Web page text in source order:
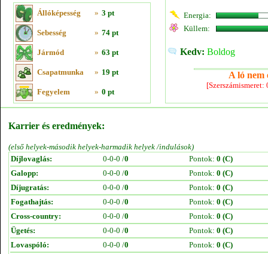
Állóképesség » 3 pt
Sebesség » 74 pt
Jármód » 63 pt
Csapatmunka » 19 pt
Fegyelem » 0 pt
Energia:
Küllem:
Kedv: Boldog
A ló nem
Karrier és eredmények:
(első helyek-második helyek-harmadik helyek /indulások)
Díjlovaglás:
0-0-0 /0 Pontok: 0 (C)
Galopp:
0-0-0 /0 Pontok: 0 (C)
Díjugratás:
0-0-0 /0 Pontok: 0 (C)
Fogathajtás:
0-0-0 /0 Pontok: 0 (C)
Cross-country:
0-0-0 /0 Pontok: 0 (C)
Ügetés:
0-0-0 /0 Pontok: 0 (C)
Lovaspóló:
0-0-0 /0 Pontok: 0 (C)